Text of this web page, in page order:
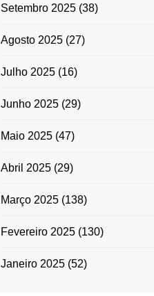
Setembro 2025(38)
Agosto 2025(27)
Julho 2025(16)
Junho 2025(29)
Maio 2025(47)
Abril 2025(29)
Março 2025(138)
Fevereiro 2025(130)
Janeiro 2025(52)